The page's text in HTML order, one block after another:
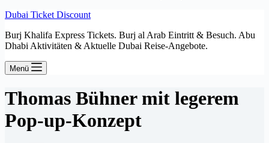
Dubai Ticket Discount
Burj Khalifa Express Tickets. Burj al Arab Eintritt & Besuch. Abu
Dhabi Aktivitäten & Aktuelle Dubai Reise-Angebote.
Menü
Thomas Bühner mit legerem
Pop-up-Konzept